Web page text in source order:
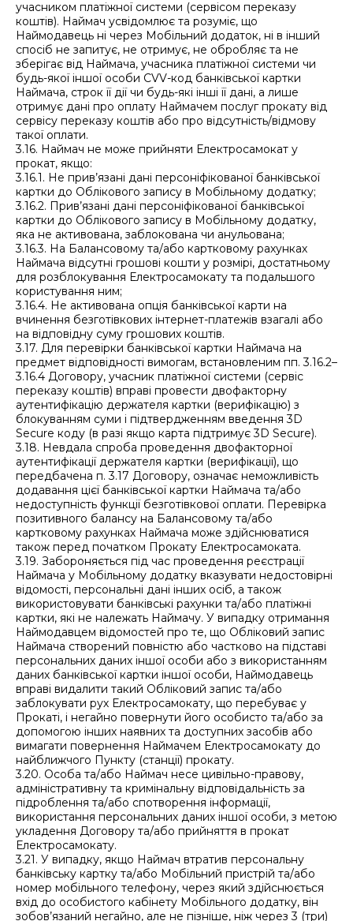
учасником платіжної системи (сервісом переказу
коштів). Наймач усвідомлює та розуміє, що
Наймодавець ні через Мобільний додаток, ні в інший
спосіб не запитує, не отримує, не обробляє та не
зберігає від Наймача, учасника платіжної системи чи
будь-якої іншої особи CVV-код банківської картки
Наймача, строк її дії чи будь-які інші її дані, а лише
отримує дані про оплату Наймачем послуг прокату від
сервісу переказу коштів або про відсутність/відмову
такої оплати.
3.16. Наймач не може прийняти Електросамокат у
прокат, якщо:
3.16.1. Не прив’язані дані персоніфікованої банківської
картки до Облікового запису в Мобільному додатку;
3.16.2. Прив’язані дані персоніфікованої банківської
картки до Облікового запису в Мобільному додатку,
яка не активована, заблокована чи анульована;
3.16.3. На Балансовому та/або картковому рахунках
Наймача відсутні грошові кошти у розмірі, достатньому
для розблокування Електросамокату та подальшого
користування ним;
3.16.4. Не активована опція банківської карти на
вчинення безготівкових інтернет-платежів взагалі або
на відповідну суму грошових коштів.
3.17. Для перевірки банківської картки Наймача на
предмет відповідності вимогам, встановленим пп. 3.16.2–
3.16.4 Договору, учасник платіжної системи (сервіс
переказу коштів) вправі провести двофакторну
аутентифікацію держателя картки (верифікацію) з
блокуванням суми і підтвердженням введення 3D
Secure коду (в разі якщо карта підтримує 3D Secure).
3.18. Невдала спроба проведення двофакторної
аутентифікації держателя картки (верифікації), що
передбачена п. 3.17 Договору, означає неможливість
додавання цієї банківської картки Наймача та/або
недоступність функції безготівкової оплати. Перевірка
позитивного балансу на Балансовому та/або
картковому рахунках Наймача може здійснюватися
також перед початком Прокату Електросамоката.
3.19. Забороняється під час проведення реєстрації
Наймача у Мобільному додатку вказувати недостовірні
відомості, персональні дані інших осіб, а також
використовувати банківські рахунки та/або платіжні
картки, які не належать Наймачу. У випадку отримання
Наймодавцем відомостей про те, що Обліковий запис
Наймача створений повністю або частково на підставі
персональних даних іншої особи або з використанням
даних банківської картки іншої особи, Наймодавець
вправі видалити такий Обліковий запис та/або
заблокувати рух Електросамокату, що перебуває у
Прокаті, і негайно повернути його особисто та/або за
допомогою інших наявних та доступних засобів або
вимагати повернення Наймачем Електросамокату до
найближчого Пункту (станції) прокату.
3.20. Особа та/або Наймач несе цивільно-правову,
адміністративну та кримінальну відповідальність за
підроблення та/або спотворення інформації,
використання персональних даних іншої особи, з метою
укладення Договору та/або прийняття в прокат
Електросамокату.
3.21. У випадку, якщо Наймач втратив персональну
банківську картку та/або Мобільний пристрій та/або
номер мобільного телефону, через який здійснюється
вхід до особистого кабінету Мобільного додатку, він
зобов’язаний негайно, але не пізніше, ніж через 3 (три)